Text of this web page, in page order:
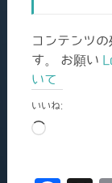
コンテンツ
す。 お願い
いて
いいね:
読